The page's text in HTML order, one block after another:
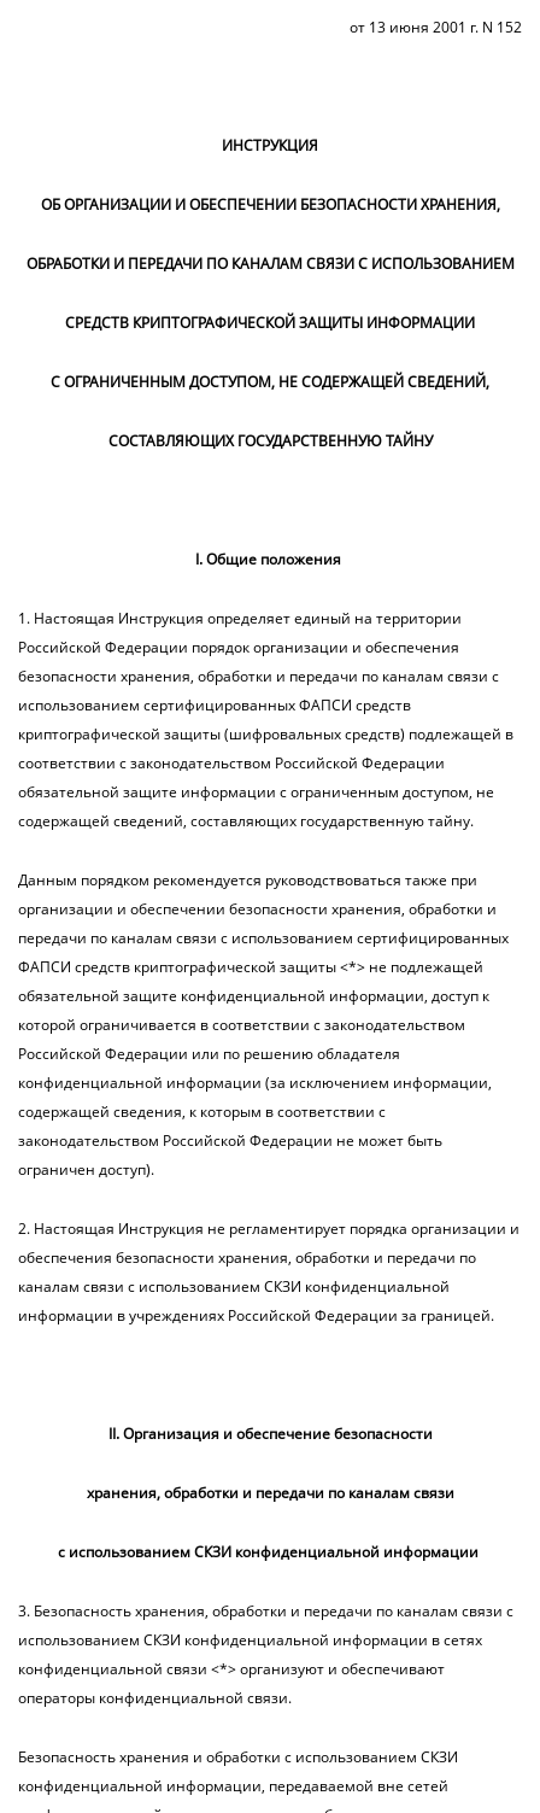
от 13 июня 2001 г. N 152
ИНСТРУКЦИЯ
ОБ ОРГАНИЗАЦИИ И ОБЕСПЕЧЕНИИ БЕЗОПАСНОСТИ ХРАНЕНИЯ,
ОБРАБОТКИ И ПЕРЕДАЧИ ПО КАНАЛАМ СВЯЗИ С ИСПОЛЬЗОВАНИЕМ
СРЕДСТВ КРИПТОГРАФИЧЕСКОЙ ЗАЩИТЫ ИНФОРМАЦИИ
С ОГРАНИЧЕННЫМ ДОСТУПОМ, НЕ СОДЕРЖАЩЕЙ СВЕДЕНИЙ,
СОСТАВЛЯЮЩИХ ГОСУДАРСТВЕННУЮ ТАЙНУ
I. Общие положения
1. Настоящая Инструкция определяет единый на территории
Российской Федерации порядок организации и обеспечения
безопасности хранения, обработки и передачи по каналам связи с
использованием сертифицированных ФАПСИ средств
криптографической защиты (шифровальных средств) подлежащей в
соответствии с законодательством Российской Федерации
обязательной защите информации с ограниченным доступом, не
содержащей сведений, составляющих государственную тайну.
Данным порядком рекомендуется руководствоваться также при
организации и обеспечении безопасности хранения, обработки и
передачи по каналам связи с использованием сертифицированных
ФАПСИ средств криптографической защиты <*> не подлежащей
обязательной защите конфиденциальной информации, доступ к
которой ограничивается в соответствии с законодательством
Российской Федерации или по решению обладателя
конфиденциальной информации (за исключением информации,
содержащей сведения, к которым в соответствии с
законодательством Российской Федерации не может быть
ограничен доступ).
2. Настоящая Инструкция не регламентирует порядка организации и
обеспечения безопасности хранения, обработки и передачи по
каналам связи с использованием СКЗИ конфиденциальной
информации в учреждениях Российской Федерации за границей.
II. Организация и обеспечение безопасности
хранения, обработки и передачи по каналам связи
с использованием СКЗИ конфиденциальной информации
3. Безопасность хранения, обработки и передачи по каналам связи с
использованием СКЗИ конфиденциальной информации в сетях
конфиденциальной связи <*> организуют и обеспечивают
операторы конфиденциальной связи.
Безопасность хранения и обработки с использованием СКЗИ
конфиденциальной информации, передаваемой вне сетей